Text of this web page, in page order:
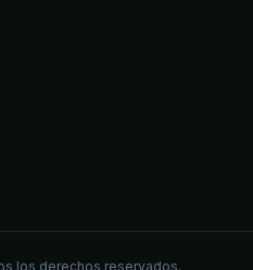
los derechos reservados.